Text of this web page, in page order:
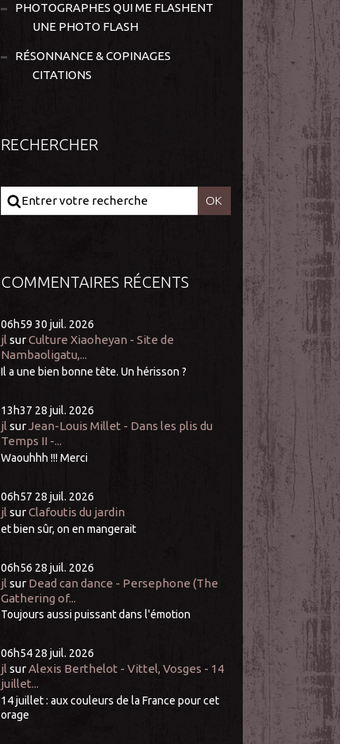
PHOTOGRAPHES QUI ME FLASHENT
UNE PHOTO FLASH
RÉSONNANCE & COPINAGES
CITATIONS
RECHERCHER
COMMENTAIRES RÉCENTS
06h59 30 juil. 2026
jl surCulture Xiaoheyan - Site de
Nambaoligatu,...
Il a une bien bonne tête. Un hérisson ?
13h37 28 juil. 2026
jl surJean-Louis Millet - Dans les plis du
Temps II -...
Waouhhh !!! Merci
06h57 28 juil. 2026
jl surClafoutis du jardin
et bien sûr, on en mangerait
06h56 28 juil. 2026
jl surDead can dance - Persephone (The
Gathering of...
Toujours aussi puissant dans l'émotion
06h54 28 juil. 2026
jl surAlexis Berthelot - Vittel, Vosges - 14
juillet...
14 juillet : aux couleurs de la France pour cet
orage